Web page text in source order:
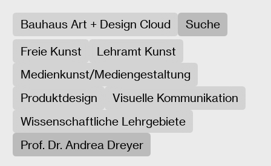
Bauhaus Art + Design Cloud Suche
Freie Kunst
Lehramt Kunst
Medienkunst/Mediengestaltung
Produktdesign
Visuelle Kommunikation
Wissenschaftliche Lehrgebiete
Prof. Dr. Andrea Dreyer